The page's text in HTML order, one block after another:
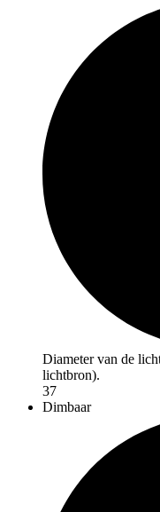
Diameter van de
lichtbron).
37
Dimbaar